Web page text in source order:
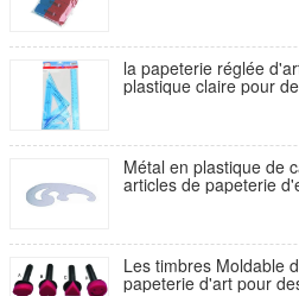
la papeterie réglée
plastique claire pour
Métal en plastique de
articles de papeterie
Les timbres Moldable
papeterie d'art pour